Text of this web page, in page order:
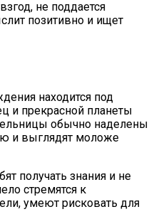
не поддается
позитивно и ищет
находится под
и прекрасной планеты
обычно наделены
и выглядят моложе
получать знания и не
стремятся к
умеют рисковать для